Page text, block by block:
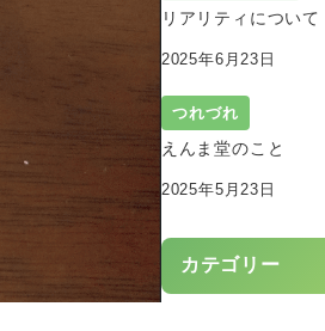
リアリティについて
2025年6月23日
つれづれ
えんま堂のこと
2025年5月23日
カテゴリー